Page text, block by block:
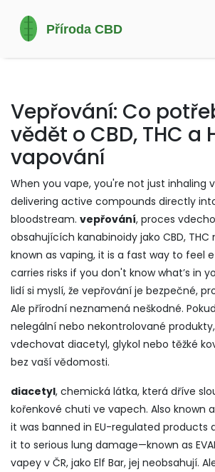
Vepřování: Co
vědět o CBD, THC a
vapování
When you vape, you're not just inhaling
delivering active compounds directly
bloodstream. vepřování, proces
obsahujících kanabinoidy jako CBD, THC
known as vaping, it is a fast way to feel
carries risks if you don't know what’s in
lidí si myslí, že vepřování je bezpečné,
Ale přírodní neznamená neškodné.
nelegální nebo nekontrolované
vdechovat diacetyl, glykol nebo těžké
bez vaší vědomosti.
diacetyl, chemická látka, která dříve
kořenkové chuti ve vapech. Also known
it was banned in EU-regulated products
it to serious lung damage—known as
vapey v ČR, jako Elf Bar, jej neobsahují.